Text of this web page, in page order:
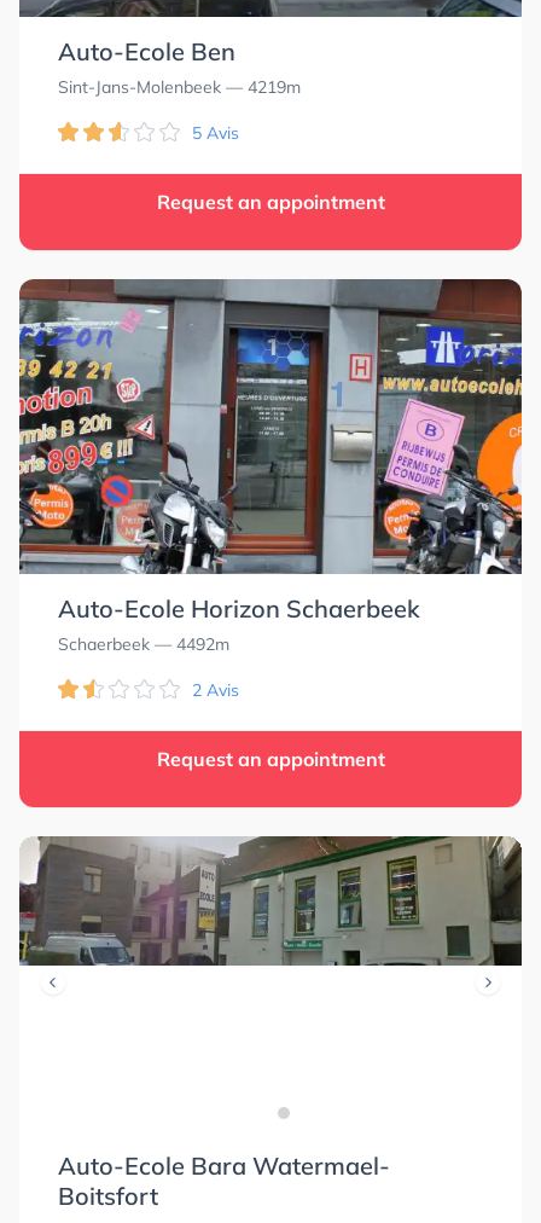
Auto-Ecole Ben
Sint-Jans-Molenbeek — 4219m
5 Avis
Request an appointment
Auto-Ecole Horizon Schaerbeek
Schaerbeek — 4492m
2 Avis
Request an appointment
Auto-Ecole Bara Watermael-
Boitsfort